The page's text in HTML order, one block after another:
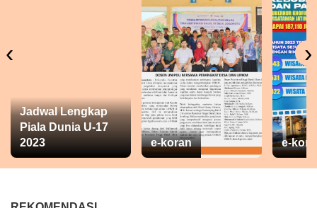
Jadwal Lengkap
Piala Dunia U-17
2023
e-koran e-
‹ ›